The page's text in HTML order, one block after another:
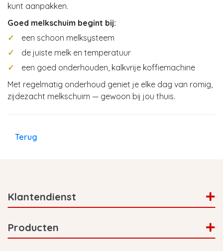
kunt aanpakken.
Goed melkschuim begint bij:
✓
een schoon melksysteem
✓
de juiste melk en temperatuur
✓
een goed onderhouden, kalkvrije koffiemachine
Met regelmatig onderhoud geniet je elke dag van romig,
zijdezacht melkschuim — gewoon bij jou thuis.
Terug
Klantendienst
Producten